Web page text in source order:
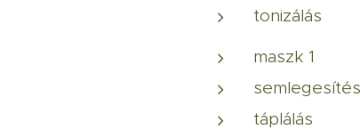
tonizálás
maszk 1
semlegesítés
táplálás